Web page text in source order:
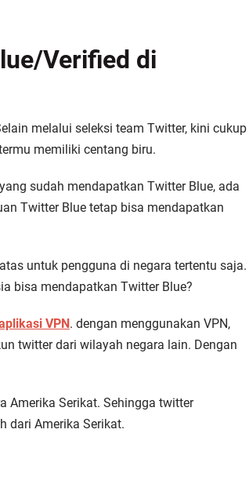
Verified di
melalui seleksi team Twitter, kini cukup
memiliki centang biru.
sudah mendapatkan Twitter Blue, ada
Twitter Blue tetap bisa mendapatkan
untuk pengguna di negara tertentu saja.
bisa mendapatkan Twitter Blue?
VPN . dengan menggunakan VPN,
twitter dari wilayah negara lain. Dengan
Amerika Serikat. Sehingga twitter
dari Amerika Serikat.